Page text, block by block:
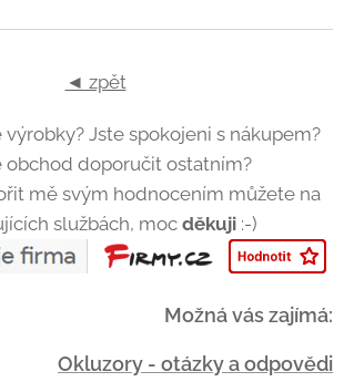
◄ zpět
výrobky? Jste spokojeni s nákupem?
obchod doporučit ostatním?
mě svým hodnocením můžete na
službách, moc děkuji:-)
Možná vás zajímá:
Okluzory - otázky a odpovědi